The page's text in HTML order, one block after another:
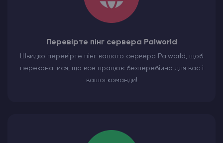
Перевірте пінг сервера Palworld
Швидко перевірте пінг вашого сервера Palworld, щоб
переконатися, що все працює безперебійно для вас і
вашої команди!